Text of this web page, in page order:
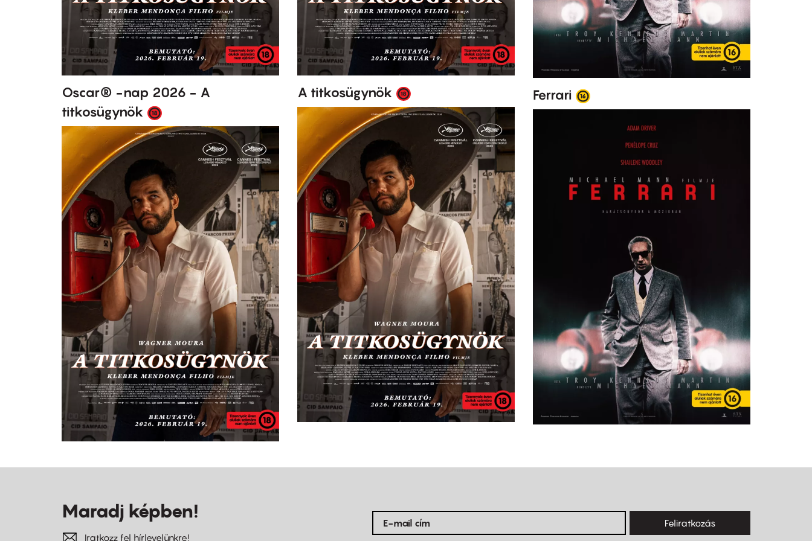
Oscar® -nap 2026 - A
titkosügynök
A titkosügynök Ferrari
Maradj képben!
Iratkozz fel hírlevelünkre!
Feliratkozás